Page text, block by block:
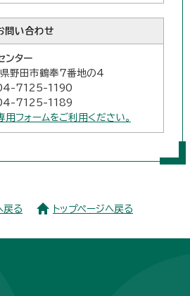
問い合わせ
ンター
野田市鶴奉7番地の4
04-7125-1190
04-7125-1189
フォームをご利用ください。
戻る トップページへ戻る